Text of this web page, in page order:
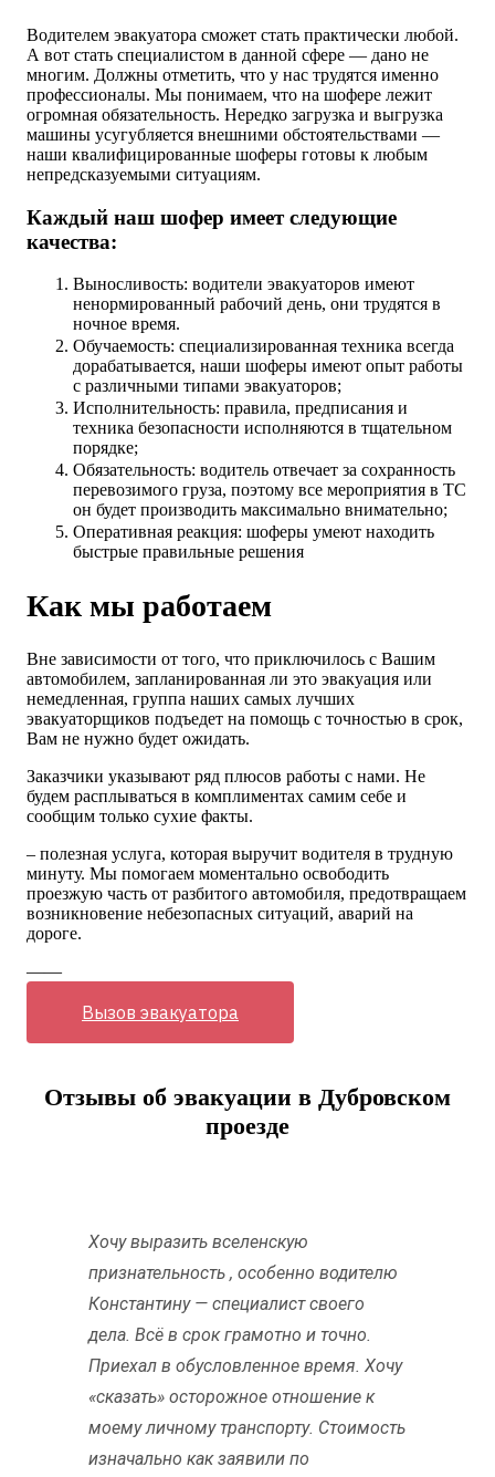
Водителем эвакуатора сможет стать практически любой.
А вот стать специалистом в данной сфере — дано не
многим. Должны отметить, что у нас трудятся именно
профессионалы. Мы понимаем, что на шофере лежит
огромная обязательность. Нередко загрузка и выгрузка
машины усугубляется внешними обстоятельствами —
наши квалифицированные шоферы готовы к любым
непредсказуемыми ситуациям.
Каждый наш шофер имеет следующие
качества:
Выносливость: водители эвакуаторов имеют
ненормированный рабочий день, они трудятся в
ночное время.
Обучаемость: специализированная техника всегда
дорабатывается, наши шоферы имеют опыт работы
с различными типами эвакуаторов;
Исполнительность: правила, предписания и
техника безопасности исполняются в тщательном
порядке;
Обязательность: водитель отвечает за сохранность
перевозимого груза, поэтому все мероприятия в ТС
он будет производить максимально внимательно;
Оперативная реакция: шоферы умеют находить
быстрые правильные решения
Как мы работаем
Вне зависимости от того, что приключилось с Вашим
автомобилем, запланированная ли это эвакуация или
немедленная, группа наших самых лучших
эвакуаторщиков подъедет на помощь с точностью в срок,
Вам не нужно будет ожидать.
Заказчики указывают ряд плюсов работы с нами. Не
будем расплываться в комплиментах самим себе и
сообщим только сухие факты.
– полезная услуга, которая выручит водителя в трудную
минуту. Мы помогаем моментально освободить
проезжую часть от разбитого автомобиля, предотвращаем
возникновение небезопасных ситуаций, аварий на
дороге.
——
Вызов эвакуатора
Отзывы об эвакуации в Дубровском
проезде
Хочу выразить вселенскую
признательность , особенно водителю
Константину — специалист своего
дела. Всё в срок грамотно и точно.
Приехал в обусловленное время. Хочу
«сказать» осторожное отношение к
моему личному транспорту. Стоимость
изначально как заявили по